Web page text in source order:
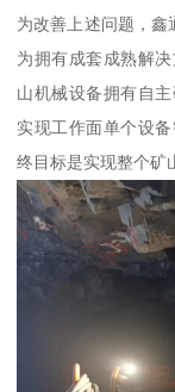
为改善上述问题，鑫
为拥有成套成熟解
山机械设备拥有自
实现工作面单个设
终目标是实现整个矿